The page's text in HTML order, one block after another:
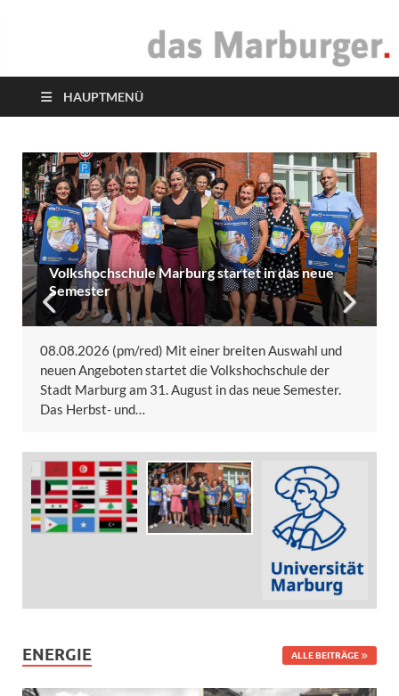
das Marburger.
HAUPTMENÜ
Volkshochschule Marburg startet in das neue
Semester
08.08.2026 (pm/red) Mit einer breiten Auswahl und
neuen Angeboten startet die Volkshochschule der
Stadt Marburg am 31. August in das neue Semester.
Das Herbst- und…
ENERGIE ALLE BEITRÄGE